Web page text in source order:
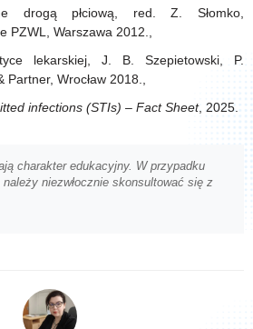
drogą płciową, red. Z. Słomko,
PZWL, Warszawa 2012.,
lekarskiej, J. B. Szepietowski, P.
Wrocław 2018.,
infections (STIs) – Fact Sheet, 2025.
charakter edukacyjny. W przypadku
niezwłocznie skonsultować się z